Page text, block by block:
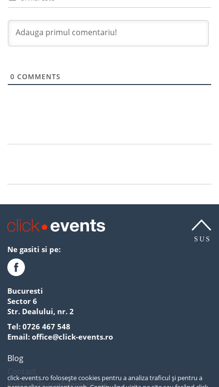
click-events.ro folosește cookies pentru a analiza traficul și pentru a
0 COMMENTS
SUS
Ne gasiti si pe:
Bucuresti
Sector 6
Str. Dealului, nr. 2
Tel: 0726 467 548
Email: office@click-events.ro
Blog
Politica de confidentialitate